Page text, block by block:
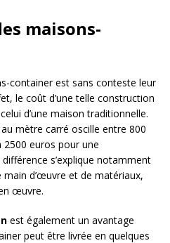
maisons-
container est sans conteste leur
le coût d’une telle construction
d’une maison traditionnelle.
mètre carré oscille entre 800
euros pour une
s’explique notamment
d’œuvre et de matériaux,
œuvre.
est également un avantage
peut être livrée en quelques